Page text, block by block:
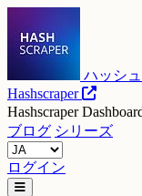
ハッシ
Hashscraper
Hashscraper
ブログ シリーズ
ログイン